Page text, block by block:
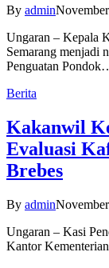
By admin
Ungaran – Kepala
Semarang menjadi
Penguatan
Berita
Kakanwil
Evaluasi
Brebes
By admin
Ungaran – Kasi
Kantor